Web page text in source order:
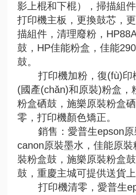
影上棍和下棍），掃描組
打印機主板，更換鼓芯，
描組件，清理廢粉，
鼓，HP佳能粉盒，佳能
鼓。
打印機加粉，復(fù)印
(國產(chǎn)和原裝)粉盒，
粉盒硒鼓，施樂原裝粉盒
零，打印機顏色矯正。
銷售：愛普生epson原
canon原裝墨水，佳能原
裝粉盒鼓，施樂原裝粉盒
鼓，重慶主城可提供送貨上
打印機清零，愛普生